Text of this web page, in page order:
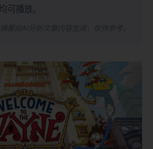
播放。